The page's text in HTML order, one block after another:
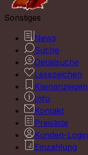
Sonstiges
News
Suche
Detailsuche
Lesezeichen
Kleinanzeigen
Info
Kontakt
Preisliste
Kunden-Login
Einzahlung